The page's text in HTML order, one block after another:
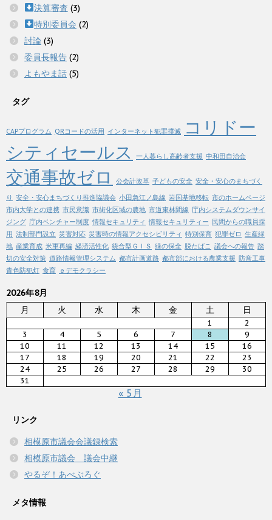
決算審査 (3)
特別委員会 (2)
討論 (3)
委員長報告 (2)
よもやま話 (5)
タグ
CAPプログラム QRコードの活用 インターネット犯罪撲滅
コリドー
シティセールス
一人暮らし高齢者支援 中和田自治会
交通事故ゼロ 公会計改革 子どもの安全 安全・安心のまちづく
り 安全・安心まちづくり推進協議会 小田急江ノ島線 岩国基地移転 市のホームページ
市内大学との連携 市民意識 市街化区域の農地 市道東林間線 庁内システムダウンサイ
ジング 庁内ベンチャー制度 情報セキュリティ 情報セキュリティー 民間からの職員採
用 法制部門設立 災害対応 災害時の情報アクセシビリティ 特別保育 犯罪ゼロ 生産緑
地 産業育成 米軍再編 経済活性化 統合型ＧＩＳ 緑の保全 脱たばこ 議会への報告 踏
切の安全対策 道路情報管理システム 都市計画道路 都市部における農業支援 防音工事
青色防犯灯 食育 ｅデモクラシー
2026年8月
月
火 水 木 金 土 日
1
2
3
4 5 6 7 8
9
10
11 12 13 14 15
16
17
18 19 20 21 22
23
24
25 26 27 28 29
30
31
« 5月
リンク
相模原市議会会議録検索
相模原市議会 議会中継
やるぞ！あべぶろぐ
メタ情報